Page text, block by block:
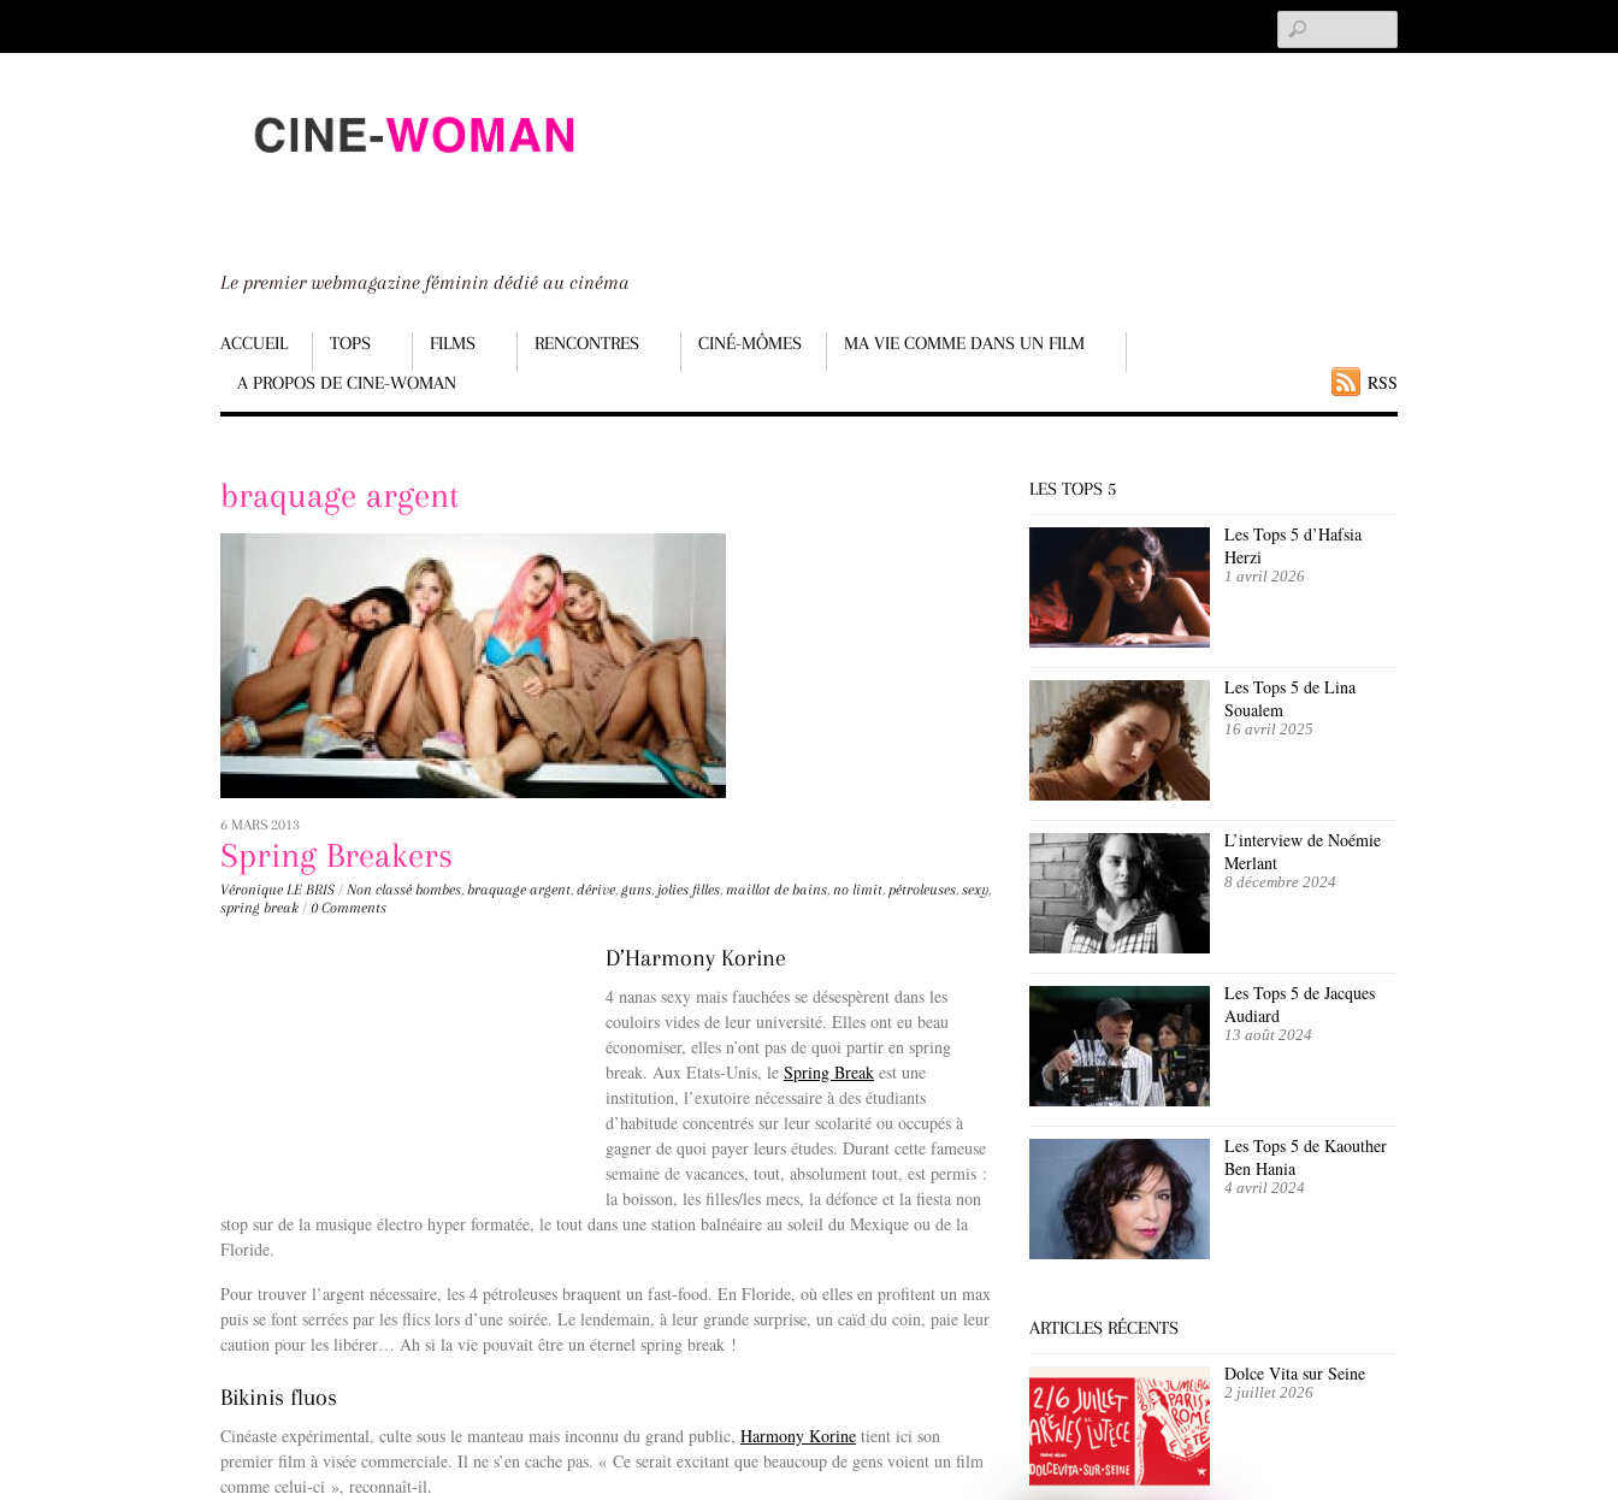
down
Le premier webmagazine féminin dédié au cinéma
RSS
Menu
ACCUEIL TOPS FILMS RENCONTRES CINÉ-MÔMES
MA VIE COMME DANS UN FILM
A PROPOS DE CINE-WOMAN
Scroll
content
braquage argent
6 MARS 2013
Spring Breakers
Véronique LE BRIS / Non classé bombes, braquage argent, dérive, guns, jolies filles, maillot de bains, no limit, pétroleuses, sexy,
spring break / 0 Comments
D’Harmony Korine
4 nanas sexy mais fauchées se désespèrent dans les
couloirs vides de leur université. Elles ont eu beau
économiser, elles n’ont pas de quoi partir en spring
break. Aux Etats-Unis, le Spring Break est une
institution, l’exutoire nécessaire à des étudiants
d’habitude concentrés sur leur scolarité ou occupés à
gagner de quoi payer leurs études. Durant cette fameuse
semaine de vacances, tout, absolument tout, est permis :
la boisson, les filles/les mecs, la défonce et la fiesta non
stop sur de la musique électro hyper formatée, le tout dans une station balnéaire au soleil du Mexique ou de la
Floride.
Pour trouver l’argent nécessaire, les 4 pétroleuses braquent un fast-food. En Floride, où elles en profitent un max
puis se font serrées par les flics lors d’une soirée. Le lendemain, à leur grande surprise, un caïd du coin, paie leur
caution pour les libérer… Ah si la vie pouvait être un éternel spring break !
Bikinis fluos
Cinéaste expérimental, culte sous le manteau mais inconnu du grand public, Harmony Korine tient ici son
premier film à visée commerciale. Il ne s’en cache pas. « Ce serait excitant que beaucoup de gens voient un film
comme celui-ci », reconnaît-il.
LES TOPS 5
Les Tops 5 d’Hafsia
Herzi
1 avril 2026
Les Tops 5 de Lina
Soualem
16 avril 2025
L’interview de Noémie
Merlant
8 décembre 2024
Les Tops 5 de Jacques
Audiard
13 août 2024
Les Tops 5 de Kaouther
Ben Hania
4 avril 2024
ARTICLES RÉCENTS
Dolce Vita sur Seine
2 juillet 2026